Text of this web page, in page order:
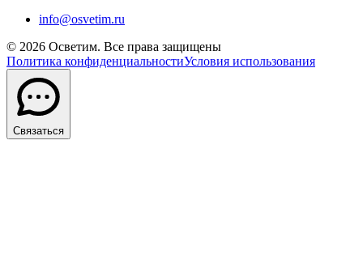
info@osvetim.ru
© 2026 Осветим. Все права защищены
Политика конфиденциальностиУсловия использования
Связаться